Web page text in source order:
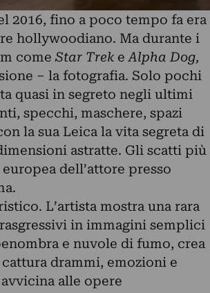
2016, fino a poco tempo fa era
hollywoodiano. Ma durante i
comeStar TrekeAlpha Dog,
– la fotografia. Solo pochi
quasi in segreto negli ultimi
specchi, maschere, spazi
la sua Leica la vita segreta di
astratte. Gli scatti più
dell’attore presso
L’artista mostra una rara
in immagini semplici
e nuvole di fumo, crea
drammi, emozioni e
alle opere